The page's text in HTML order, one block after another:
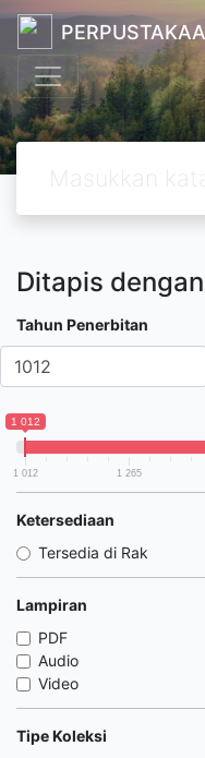
Ditapis dengan
Tahun Penerbitan
1 012
1 012 1 265
Ketersediaan
Tersedia di Rak
Lampiran
PDF
Audio
Video
Tipe Koleksi